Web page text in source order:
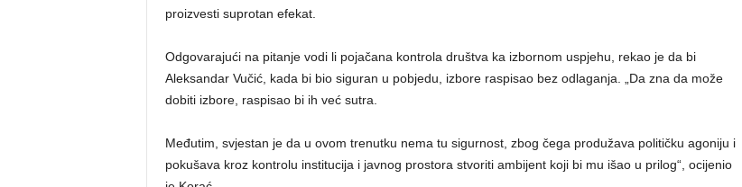
proizvesti suprotan efekat.
Odgovarajući na pitanje vodi li pojačana kontrola društva ka izbornom uspjehu, rekao je da bi
Aleksandar Vučić, kada bi bio siguran u pobjedu, izbore raspisao bez odlaganja. „Da zna da može
dobiti izbore, raspisao bi ih već sutra.
Međutim, svjestan je da u ovom trenutku nema tu sigurnost, zbog čega produžava političku agoniju i
pokušava kroz kontrolu institucija i javnog prostora stvoriti ambijent koji bi mu išao u prilog“, ocijenio